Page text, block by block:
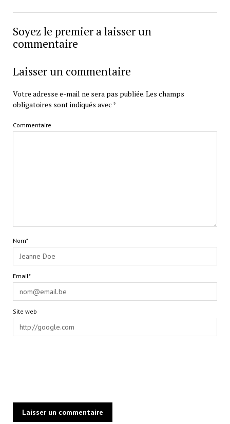
Soyez le premier a laisser un
commentaire
Laisser un commentaire
Votre adresse e-mail ne sera pas publiée.Les champs
obligatoires sont indiqués avec *
Commentaire
Nom*
Email*
Site web